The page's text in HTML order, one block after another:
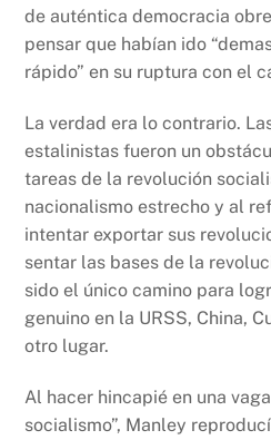
de auténtica democracia
pensar que habían ido
rápido” en su ruptura con el
La verdad era lo contrario.
estalinistas fueron un
tareas de la revolución
nacionalismo estrecho y al
intentar exportar sus
sentar las bases de la
sido el único camino para
genuino en la URSS, China,
otro lugar.
Al hacer hincapié en una
socialismo”, Manley